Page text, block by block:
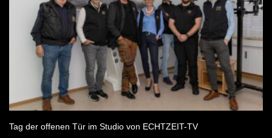
Tag der offenen Tür im Studio von ECHTZEIT-TV